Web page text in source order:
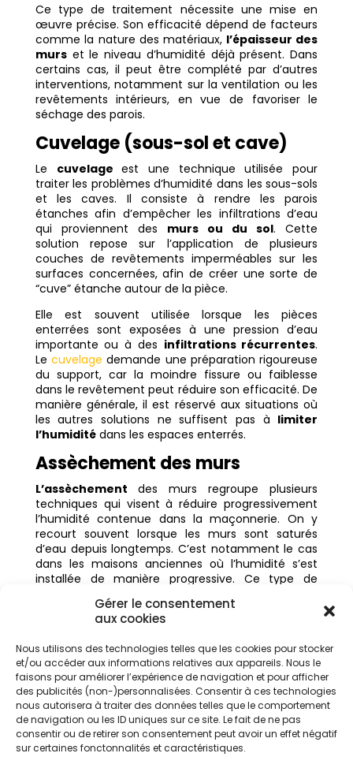
Gérer le consentement
aux cookies
Nous utilisons des technologies telles que les cookies pour stocker
et/ou accéder aux informations relatives aux appareils. Nous le
faisons pour améliorer l’expérience de navigation et pour afficher
des publicités (non-)personnalisées. Consentir à ces technologies
nous autorisera à traiter des données telles que le comportement
de navigation ou les ID uniques sur ce site. Le fait de ne pas
consentir ou de retirer son consentement peut avoir un effet négatif
sur certaines fonctonnalités et caractéristiques.
Ce type de traitement nécessite une mise en
œuvre précise. Son efficacité dépend de facteurs
comme la nature des matériaux, l’épaisseur des
murset le niveau d’humidité déjà présent. Dans
certains cas, il peut être complété par d’autres
interventions, notamment sur la ventilation ou les
revêtements intérieurs, en vue de favoriser le
séchage des parois.
Cuvelage (sous-sol et cave)
Le cuvelageest une technique utilisée pour
traiter les problèmes d’humidité dans les sous-sols
et les caves. Il consiste à rendre les parois
étanches afin d’empêcher les infiltrations d’eau
qui proviennent des murs ou du sol. Cette
solution repose sur l’application de plusieurs
couches de revêtements imperméables sur les
surfaces concernées, afin de créer une sorte de
“cuve” étanche autour de la pièce.
Elle est souvent utilisée lorsque les pièces
enterrées sont exposées à une pression d’eau
importante ou à des infiltrations récurrentes.
Lecuvelage demande une préparation rigoureuse
du support, car la moindre fissure ou faiblesse
dans le revêtement peut réduire son efficacité. De
manière générale, il est réservé aux situations où
les autres solutions ne suffisent pas à limiter
l’humiditédans les espaces enterrés.
Assèchement des murs
L’assèchement des murs regroupe plusieurs
techniques qui visent à réduire progressivement
l’humidité contenue dans la maçonnerie. On y
recourt souvent lorsque les murs sont saturés
d’eau depuis longtemps. C’est notamment le cas
dans les maisons anciennes où l’humidité s’est
installée de manière progressive. Ce type de
et à la place, il va favoriser son évaporation ou sa
hors des matériaux.
Selon les cas, cela peut passer par des procédés
électriques, dessystèmes de ventilation
adaptés ou des techniques spécifiques appliquées
à la structure du bâtiment. L’efficacité de
l’assèchement dépend fortement de l’origine
initiale del’humidité. Il est souvent utilisé après un
traitement principal, lorsque les murs restent
encore chargés en humidité.